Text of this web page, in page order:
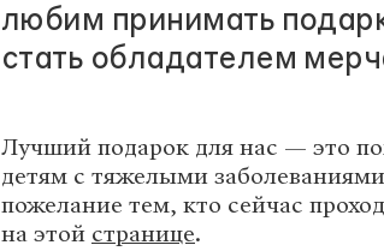
любим принимать
стать обладателем
Лучший подарок для нас — это
детям с тяжелыми
пожелание тем, кто сейчас
на этой странице.